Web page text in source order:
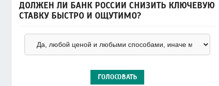
ДОЛЖЕН ЛИ БАНК РОССИИ СНИЗИТЬ КЛЮЧЕВУЮ
СТАВКУ БЫСТРО И ОЩУТИМО?
ГОЛОСОВАТЬ